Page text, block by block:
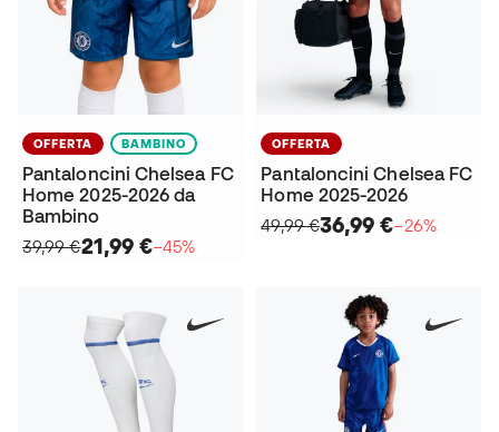
OFFERTA BAMBINO
Pantaloncini Chelsea FC
Home 2025-2026 da
Bambino
39,99 €21,99 €−45%
OFFERTA
Pantaloncini Chelsea FC
Home 2025-2026
49,99 €36,99 €−26%